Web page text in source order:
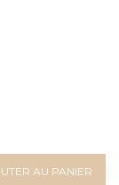
AU PANIER